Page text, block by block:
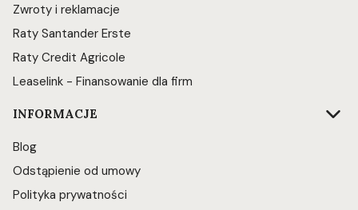
Zwroty i reklamacje
Raty Santander Erste
Raty Credit Agricole
Leaselink - Finansowanie dla firm
INFORMACJE
Blog
Odstąpienie od umowy
Polityka prywatności